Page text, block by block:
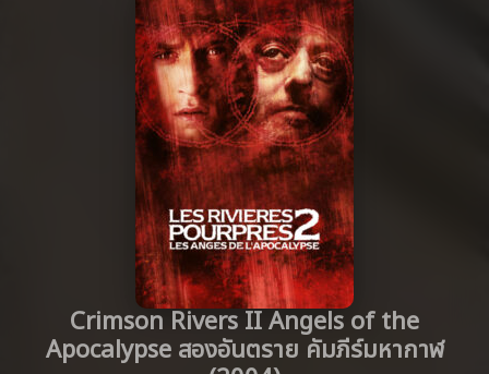
Crimson Rivers II Angels of the
Apocalypse สองอันตราย คัมภีร์มหากาฬ